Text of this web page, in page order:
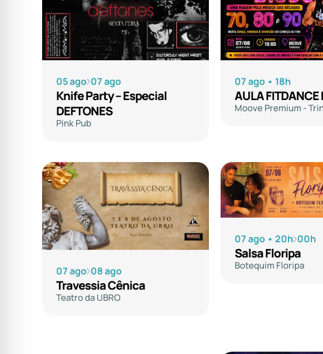
05 ago 07 ago
Knife Party – Especial
DEFTONES
Pink Pub
07 ago • 18h
AULA FITDANCE
Moove Premium -
07 ago 08 ago
Travessia Cênica
Teatro da UBRO
07 ago • 20h 00h
Salsa Floripa
Botequim Floripa